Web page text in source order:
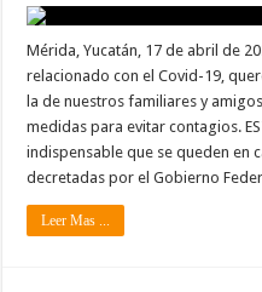
Mérida, Yucatán, 17 de abril de
relacionado con el Covid-19,
la de nuestros familiares y
medidas para evitar contagios.
indispensable que se queden en
decretadas por el Gobierno
Leer Mas ...